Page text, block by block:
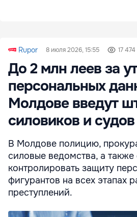
Rupor 8 июля 2026, 15:55 17 474
До 2 млн леев за
персональных
Молдове введут
силовиков и судов
В Молдове полицию,
силовые ведомства, а
контролировать защиту
фигурантов на всех этапах
преступлений.